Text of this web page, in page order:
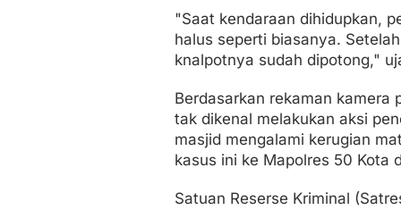
"Saat kendaraan dihidupkan,
halus seperti biasanya.
knalpotnya sudah dipotong,"
Berdasarkan rekaman kamera
tak dikenal melakukan aksi
masjid mengalami kerugian
kasus ini ke Mapolres 50 Kota
Satuan Reserse Kriminal